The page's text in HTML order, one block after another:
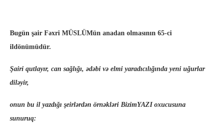
Bugün şair Fəxri MÜSLÜMün anadan olmasının 65-ci
ildönümüdür.
Şairi qutlayır, can sağlığı, ədəbi və elmi yaradıcılığında yeni uğurlar
diləyir,
onun bu il yazdığı şeirlərdən örnəkləri BizimYAZI oxucusuna
sunuruq: